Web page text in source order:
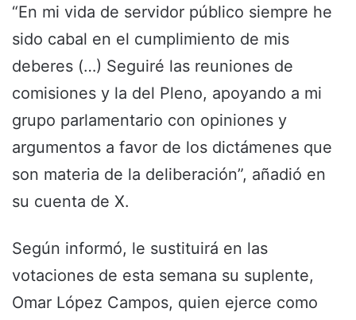
“En mi vida de servidor público siempre he
sido cabal en el cumplimiento de mis
deberes (…) Seguiré las reuniones de
comisiones y la del Pleno, apoyando a mi
grupo parlamentario con opiniones y
argumentos a favor de los dictámenes que
son materia de la deliberación”, añadió en
su cuenta de X.
Según informó, le sustituirá en las
votaciones de esta semana su suplente,
Omar López Campos, quien ejerce como